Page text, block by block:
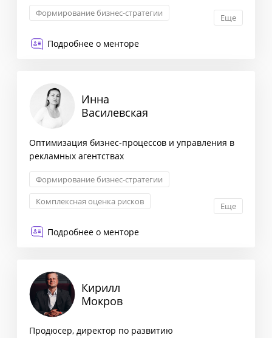
Формирование бизнес-стратегии
Еще
Подробнее о менторе
Инна
Василевская
Оптимизация бизнес-процессов и управления в
рекламных агентствах
Формирование бизнес-стратегии
Комплексная оценка рисков
Еще
Подробнее о менторе
Кирилл
Мокров
Продюсер, директор по развитию